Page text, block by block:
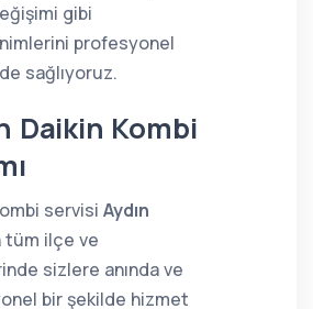
gibi
profesyonel
sağlıyoruz.
Daikin Kombi
servisi Aydın
tüm ilçe ve
sizlere anında ve
bir şekilde hizmet